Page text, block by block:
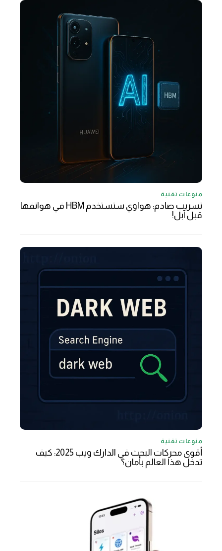
منوعات تقنية
تسريب صادم: هواوي ستستخدم HBM في هواتفها
قبل آبل!
منوعات تقنية
أقوى محركات البحث في الدارك ويب 2025: كيف
تدخل هذا العالم بأمان؟